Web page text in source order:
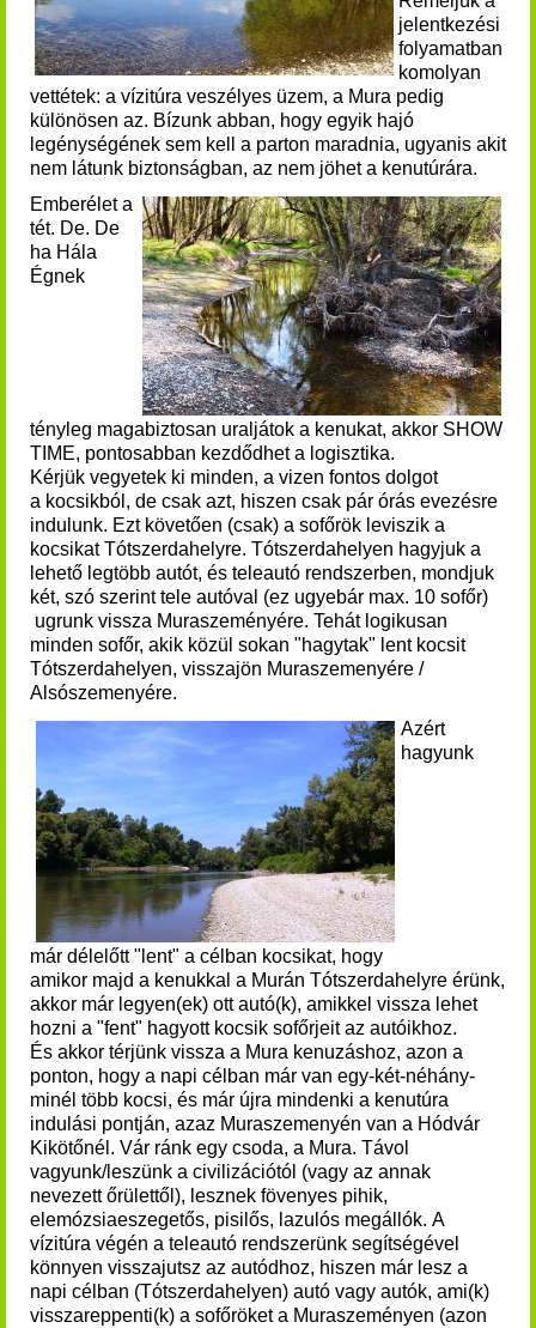
jelentkezési
folyamatban
komolyan
vettétek: a vízitúra veszélyes üzem, a Mura pedig
különösen az. Bízunk abban, hogy egyik hajó
legénységének sem kell a parton maradnia, ugyanis akit
nem látunk biztonságban, az nem jöhet a kenutúrára.
Emberélet a
tét. De. De
ha Hála
Égnek
tényleg magabiztosan uraljátok a kenukat, akkor SHOW
TIME, pontosabban kezdődhet a logisztika.
Kérjük vegyetek ki minden, a vizen fontos dolgot
a kocsikból, de csak azt, hiszen csak pár órás evezésre
indulunk. Ezt követően (csak) a sofőrök leviszik a
kocsikat Tótszerdahelyre. Tótszerdahelyen hagyjuk a
lehető legtöbb autót, és teleautó rendszerben, mondjuk
két, szó szerint tele autóval (ez ugyebár max. 10 sofőr)
ugrunk vissza Muraszeményére. Tehát logikusan
minden sofőr, akik közül sokan "hagytak" lent kocsit
Tótszerdahelyen, visszajön Muraszemenyére /
Alsószemenyére.
Azért
hagyunk
már délelőtt"lent" a célban kocsikat, hogy
amikor majd a kenukkal a Murán Tótszerdahelyre érünk,
akkor már legyen(ek) ott autó(k), amikkel vissza lehet
hozni a "fent" hagyott kocsik sofőrjeit az autóikhoz.
És akkor térjünk vissza a Mura kenuzáshoz, azon a
ponton, hogy a napi célban már van egy-két-néhány-
minél több kocsi, és már újra mindenki a kenutúra
indulási pontján, azaz Muraszemenyén van a Hódvár
Kikötőnél. Vár ránk egy csoda, a Mura. Távol
vagyunk/leszünk a civilizációtól (vagy az annak
nevezett őrülettől), lesznek fövenyes pihik,
elemózsiaeszegetős, pisilős, lazulós megállók. ​ A
vízitúra végén a teleautó rendszerünk segítségével
könnyen visszajutsz az autódhoz, hiszen már lesz a
napi célban (Tótszerdahelyen) autó vagy autók, ami(k)
visszareppenti(k) a sofőröket a Muraszeményen (azon